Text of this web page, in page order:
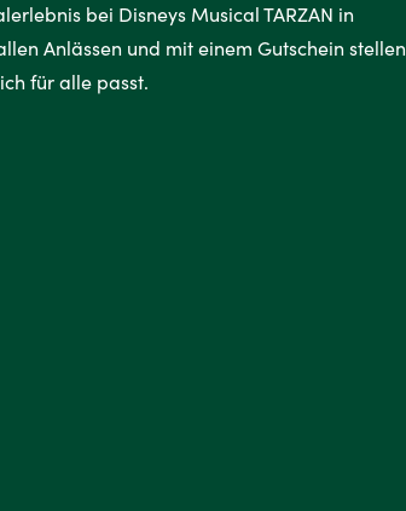
bei Disneys Musical TARZAN in
Anlässen und mit einem Gutschein stellen
für alle passt.